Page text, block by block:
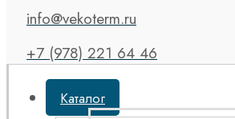
info@vekoterm.ru
+7 (978) 221 64 46
Каталог